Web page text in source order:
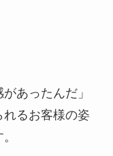
あったんだ」
るお客様の姿